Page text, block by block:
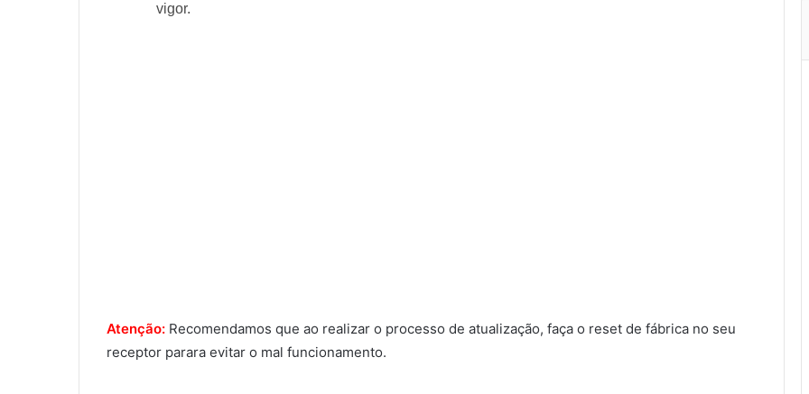
vigor.
Atenção: Recomendamos que ao realizar o processo de atualização, faça o reset de fábrica no seu
receptor parara evitar o mal funcionamento.